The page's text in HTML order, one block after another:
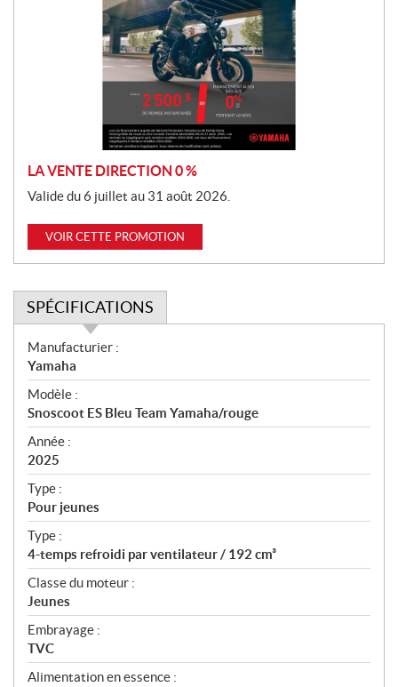
LA VENTE DIRECTION 0 %
Valide du 6 juillet au 31 août 2026.
VOIR CETTE PROMOTION
SPÉCIFICATIONS
S
p
é
c
i
f
i
c
a
t
i
o
n
s
Manufacturier :
Yamaha
Modèle :
Snoscoot ES Bleu Team Yamaha/rouge
Année :
2025
Type :
Pour jeunes
Type :
4-temps refroidi par ventilateur / 192 cm³
Classe du moteur :
Jeunes
Embrayage :
TVC
Alimentation en essence :